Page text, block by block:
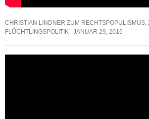
CHRISTIAN LINDNER ZUM RECHTSPOPULISMUS,
FLÜCHTLINGSPOLITIK
JANUAR 29, 2016